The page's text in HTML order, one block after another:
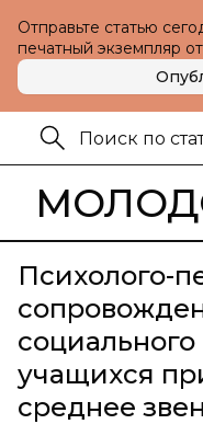
Отправьте статью
печатный экземпляр
Психолого-
социального
учащихся
среднее